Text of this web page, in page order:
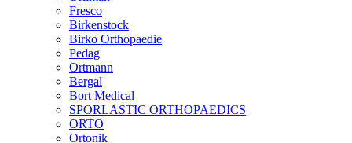
Fresco
Birkenstock
Birko Orthopaedie
Pedag
Ortmann
Bergal
Bort Medical
SPORLASTIC ORTHOPAEDICS
ORTO
Ortonik